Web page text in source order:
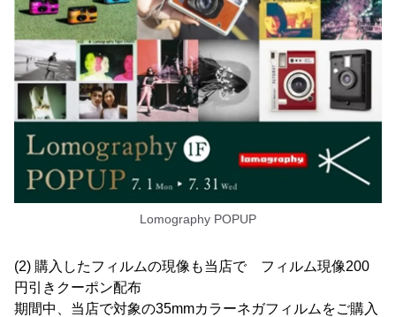
Lomography POPUP
(2) 購入したフィルムの現像も当店で フィルム現像200
円引きクーポン配布
期間中、当店で対象の35mmカラーネガフィルムをご購入